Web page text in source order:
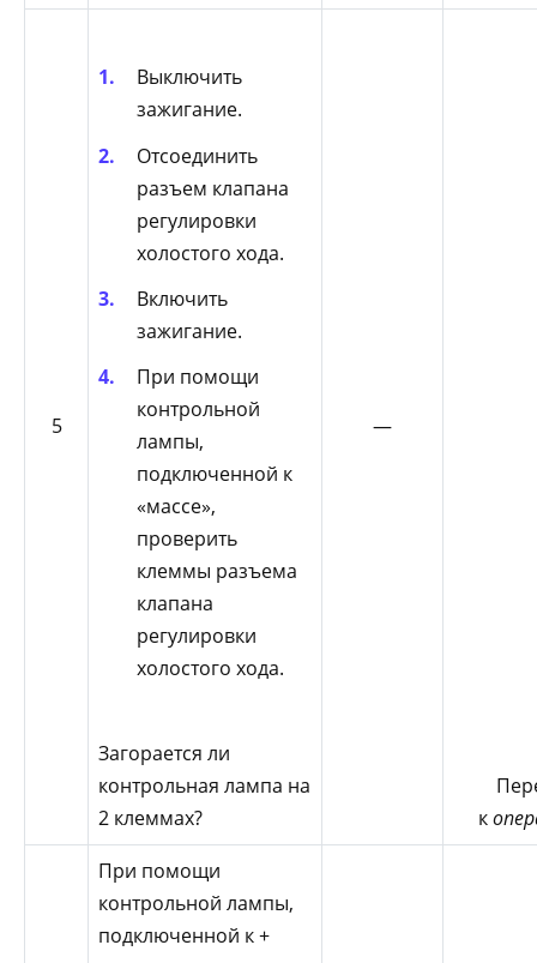
5
Выключить
зажигание.
Отсоединить
разъем клапана
регулировки
холостого хода.
Включить
зажигание.
При помощи
контрольной
лампы,
подключенной к
«массе»,
проверить
клеммы разъема
клапана
регулировки
холостого хода.
Загорается ли
контрольная лампа на
2 клеммах?
—
к
При помощи
контрольной лампы,
подключенной к +